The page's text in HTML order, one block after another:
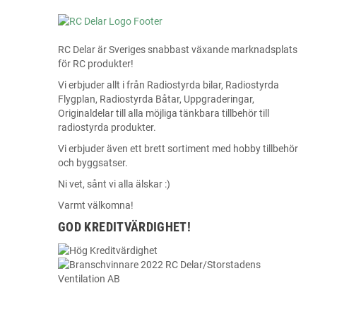
RC Delar är Sveriges snabbast växande marknadsplats
för RC produkter!
Vi erbjuder allt i från Radiostyrda bilar, Radiostyrda
Flygplan, Radiostyrda Båtar, Uppgraderingar,
Originaldelar till alla möjliga tänkbara tillbehör till
radiostyrda produkter.
Vi erbjuder även ett brett sortiment med hobby tillbehör
och byggsatser.
Ni vet, sånt vi alla älskar :)
Varmt välkomna!
GOD KREDITVÄRDIGHET!